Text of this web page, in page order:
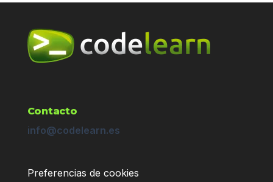
Contacto
info@codelearn.es
Preferencias de cookies